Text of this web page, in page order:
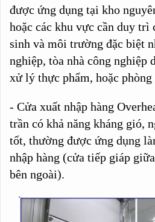
được ứng dụng tại kho
hoặc các khu vực cần duy trì
sinh và môi trường đặc biệt
nghiệp, tòa nhà công nghiệp
xử lý thực phẩm, hoặc phòng
- Cửa xuất nhập hàng
trần có khả năng kháng gió,
tốt, thường được ứng dụng
nhập hàng (cửa tiếp giáp
bên ngoài).